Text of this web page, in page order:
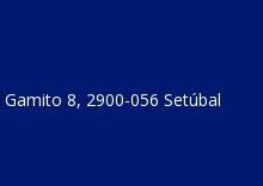
8, 2900-056 Setúbal